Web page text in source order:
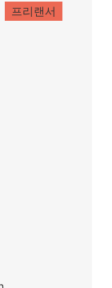
프리랜서